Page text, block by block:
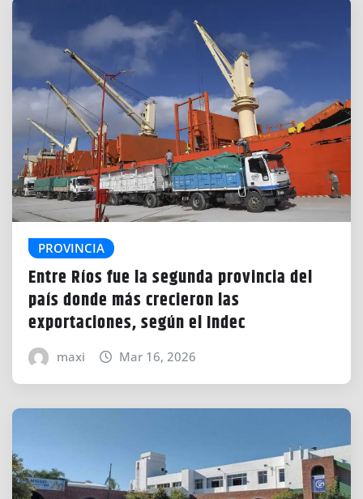
PROVINCIA
Entre Ríos fue la segunda provincia del
país donde más crecieron las
exportaciones, según el Indec
maxi Mar 16, 2026